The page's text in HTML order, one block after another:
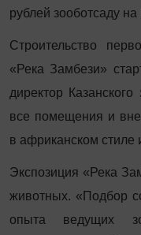
рублей зооботсаду
Строительство
«Река Замбези»
директор
все помещения и
в африканском стиле
Экспозиция «Река
животных. «Подбор
опыта ведущих